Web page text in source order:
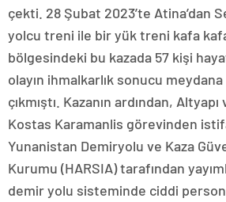
çekti. 28 Şubat 2023’te Atina’dan
yolcu treni ile bir yük treni kafa
bölgesindeki bu kazada 57 kişi
olayın ihmalkarlık sonucu
çıkmıştı. Kazanın ardından,
Kostas Karamanlis görevinden
Yunanistan Demiryolu ve Kaza
Kurumu (HARSIA) tarafından
demir yolu sisteminde ciddi